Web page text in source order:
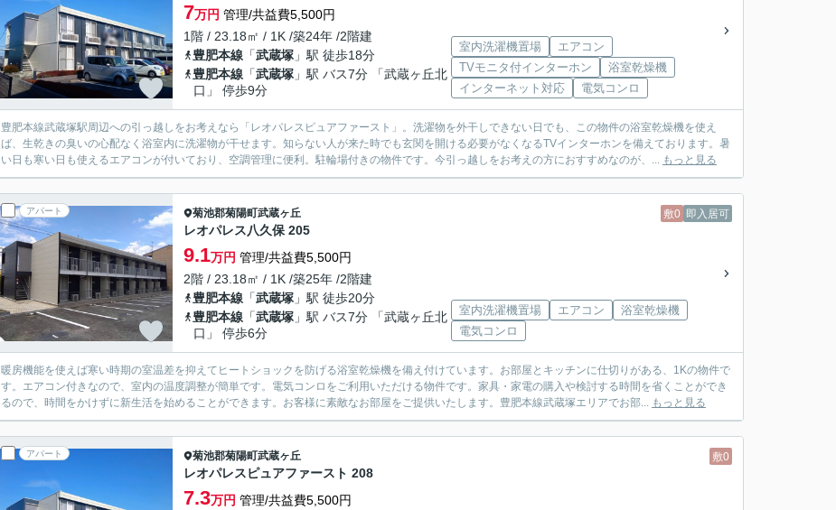
7万円 管理/共益費5,500円
1階 / 23.18㎡ / 1K /築24年 /2階建
豊肥本線 「武蔵塚 」駅 徒歩18分
豊肥本線 「武蔵塚 」駅 バス7分 「武蔵ヶ丘北
口」 停歩9分
室内洗濯機置場
エアコン
TVモニタ付インターホン
浴室乾燥機
インターネット対応
電気コンロ
豊肥本線武蔵塚駅周辺への引っ越しをお考えなら「レオパレスピュアファースト」。洗濯物を外干しできない日でも、この物件の浴室乾燥機を使え
ば、生乾きの臭いの心配なく浴室内に洗濯物が干せます。知らない人が来た時でも玄関を開ける必要がなくなるTVインターホンを備えております。暑
い日も寒い日も使えるエアコンが付いており、空調管理に便利。駐輪場付きの物件です。今引っ越しをお考えの方におすすめなのが、... もっと見る
アパート 敷0 即入居可
菊池郡菊陽町武蔵ヶ丘
レオパレス八久保 205
9.1万円 管理/共益費5,500円
2階 / 23.18㎡ / 1K /築25年 /2階建
豊肥本線 「武蔵塚 」駅 徒歩20分
豊肥本線 「武蔵塚 」駅 バス7分 「武蔵ヶ丘北
口」 停歩6分
室内洗濯機置場 エアコン
浴室乾燥機
電気コンロ
暖房機能を使えば寒い時期の室温差を抑えてヒートショックを防げる浴室乾燥機を備え付けています。お部屋とキッチンに仕切りがある、1Kの物件で
す。エアコン付きなので、室内の温度調整が簡単です。電気コンロをご利用いただける物件です。家具・家電の購入や検討する時間を省くことができ
るので、時間をかけずに新生活を始めることができます。お客様に素敵なお部屋をご提供いたします。豊肥本線武蔵塚エリアでお部... もっと見る
アパート 敷0
菊池郡菊陽町武蔵ヶ丘
レオパレスピュアファースト 208
7.3万円 管理/共益費5,500円